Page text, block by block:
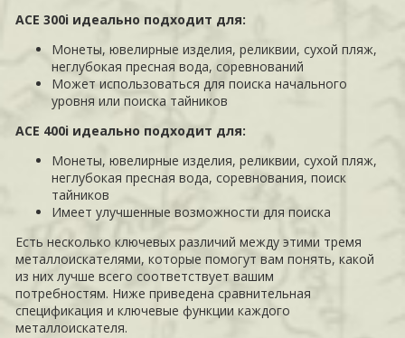
ACE 300i идеально подходит для:
Монеты, ювелирные изделия, реликвии, сухой пляж,
неглубокая пресная вода, соревнований
Может использоваться для поиска начального
уровня или поиска тайников
ACE 400i идеально подходит для:
Монеты, ювелирные изделия, реликвии, сухой пляж,
неглубокая пресная вода, соревнования, поиск
тайников
Имеет улучшенные возможности для поиска
Есть несколько ключевых различий между этими тремя
металлоискателями, которые помогут вам понять, какой
из них лучше всего соответствует вашим
потребностям. Ниже приведена сравнительная
спецификация и ключевые функции каждого
металлоискателя.